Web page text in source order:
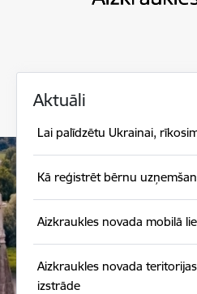
Aktuāli
Lai palīdzētu Ukrainai,
Kā reģistrēt bērnu
Aizkraukles novada mobilā
Aizkraukles novada
izstrāde